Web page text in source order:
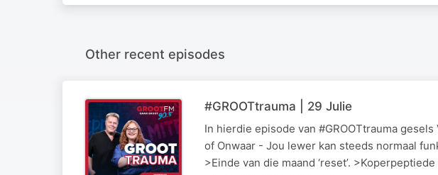
Other recent episodes
#GROOTtrauma | 29 Julie
In hierdie episode van #GROOTtrauma
of Onwaar - Jou lewer kan steeds normaal
>Einde van die maand ‘reset’.